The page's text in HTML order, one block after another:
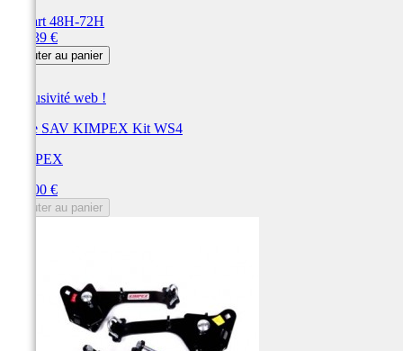
Départ 48H-72H
479,39 €
Ajouter au panier
Exclusivité web !
Pièce SAV KIMPEX Kit WS4
KIMPEX
419,00 €
Ajouter au panier